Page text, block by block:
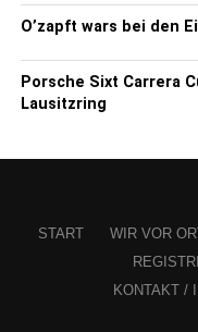
O’zapft wars bei den
Porsche Sixt Carrera
Lausitzring
START WIR VOR
KONTAKT /